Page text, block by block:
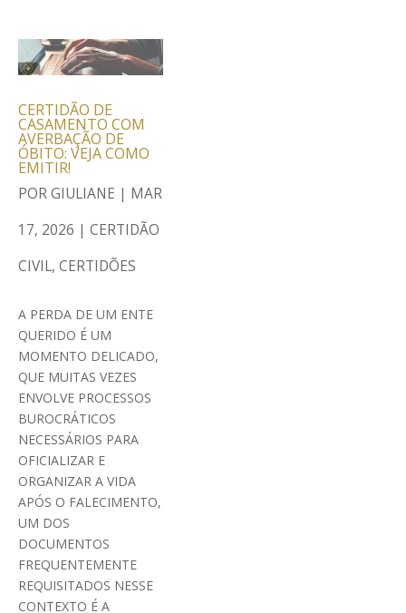
CERTIDÃO DE
CASAMENTO COM
AVERBAÇÃO DE
ÓBITO: VEJA COMO
EMITIR!
PORGIULIANE | MAR
17, 2026 | CERTIDÃO
CIVIL, CERTIDÕES
A PERDA DE UM ENTE
QUERIDO É UM
MOMENTO DELICADO,
QUE MUITAS VEZES
ENVOLVE PROCESSOS
BUROCRÁTICOS
NECESSÁRIOS PARA
OFICIALIZAR E
ORGANIZAR A VIDA
APÓS O FALECIMENTO,
UM DOS
DOCUMENTOS
FREQUENTEMENTE
REQUISITADOS NESSE
CONTEXTO É A